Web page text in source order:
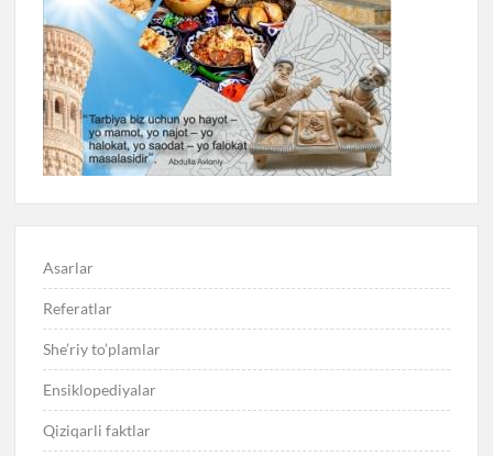
Asarlar
Referatlar
She’riy to’plamlar
Ensiklopediyalar
Qiziqarli faktlar